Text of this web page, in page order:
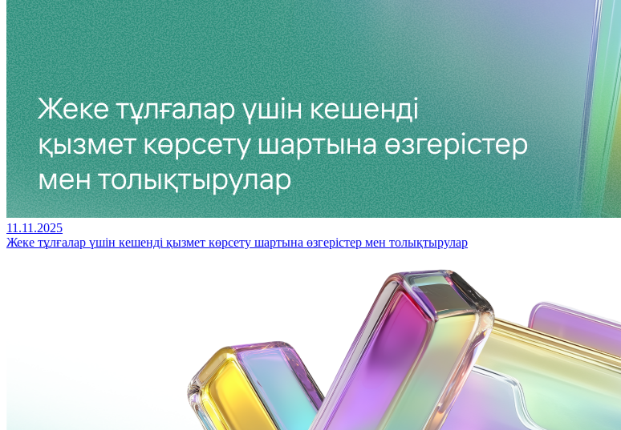
11.11.2025
Жеке тұлғалар үшін кешенді қызмет көрсету шартына өзгерістер мен толықтырулар